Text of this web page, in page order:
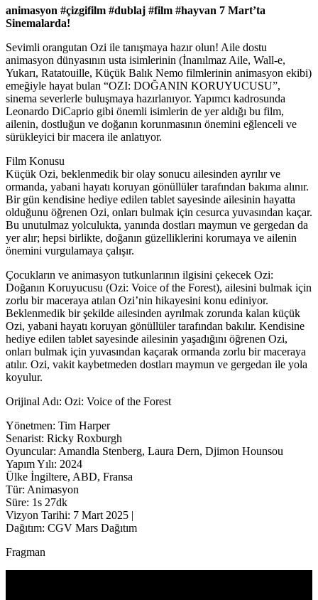
animasyon #çizgifilm #dublaj #film #hayvan 7 Mart’ta
Sinemalarda!
Sevimli orangutan Ozi ile tanışmaya hazır olun! Aile dostu
animasyon dünyasının usta isimlerinin (İnanılmaz Aile, Wall-e,
Yukarı, Ratatouille, Küçük Balık Nemo filmlerinin animasyon ekibi)
emeğiyle hayat bulan “OZI: DOĞANIN KORUYUCUSU”,
sinema severlerle buluşmaya hazırlanıyor. Yapımcı kadrosunda
Leonardo DiCaprio gibi önemli isimlerin de yer aldığı bu film,
ailenin, dostluğun ve doğanın korunmasının önemini eğlenceli ve
sürükleyici bir macera ile anlatıyor.
Film Konusu
Küçük Ozi, beklenmedik bir olay sonucu ailesinden ayrılır ve
ormanda, yabani hayatı koruyan gönüllüler tarafından bakıma alınır.
Bir gün kendisine hediye edilen tablet sayesinde ailesinin hayatta
olduğunu öğrenen Ozi, onları bulmak için cesurca yuvasından kaçar.
Bu unutulmaz yolculukta, yanında dostları maymun ve gergedan da
yer alır; hepsi birlikte, doğanın güzelliklerini korumaya ve ailenin
önemini vurgulamaya çalışır.
Çocukların ve animasyon tutkunlarının ilgisini çekecek Ozi:
Doğanın Koruyucusu (Ozi: Voice of the Forest), ailesini bulmak için
zorlu bir maceraya atılan Ozi’nin hikayesini konu ediniyor.
Beklenmedik bir şekilde ailesinden ayrılmak zorunda kalan küçük
Ozi, yabani hayatı koruyan gönüllüler tarafından bakılır. Kendisine
hediye edilen tablet sayesinde ailesinin yaşadığını öğrenen Ozi,
onları bulmak için yuvasından kaçarak ormanda zorlu bir maceraya
atılır. Ozi, vakit kaybetmeden dostları maymun ve gergedan ile yola
koyulur.
Orijinal Adı: Ozi: Voice of the Forest
Yönetmen: Tim Harper
Senarist: Ricky Roxburgh
Oyuncular: Amandla Stenberg, Laura Dern, Djimon Hounsou
Yapım Yılı: 2024
Ülke İngiltere, ABD, Fransa
Tür: Animasyon
Süre: 1s 27dk
Vizyon Tarihi: 7 Mart 2025 |
Dağıtım: CGV Mars Dağıtım
Fragman